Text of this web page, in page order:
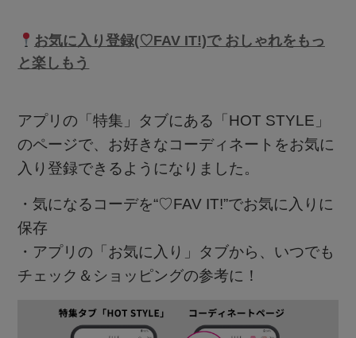
お気に入り登録(♡FAV IT!)で おしゃれをもっ
と楽しもう
アプリの「特集」タブにある「HOT STYLE」
のページで、お好きなコーディネートをお気に
入り登録できるようになりました。
・気になるコーデを“♡FAV IT!”でお気に入りに
保存
・アプリの「お気に入り」タブから、いつでも
チェック＆ショッピングの参考に！